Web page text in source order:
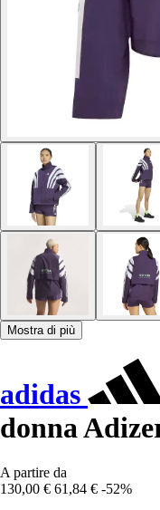
Mostra di più
adidas
donna
A partire da
130,00 € 61,84 € -52%